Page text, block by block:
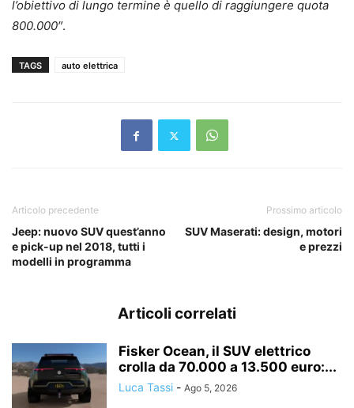
l’obiettivo di lungo termine è quello di raggiungere quota
800.000″.
TAGS auto elettrica
Articolo precedente
Jeep: nuovo SUV quest’anno
e pick-up nel 2018, tutti i
modelli in programma
Prossimo articolo
SUV Maserati: design, motori
e prezzi
Articoli correlati
Fisker Ocean, il SUV elettrico
crolla da 70.000 a 13.500 euro:...
Luca Tassi - Ago 5, 2026